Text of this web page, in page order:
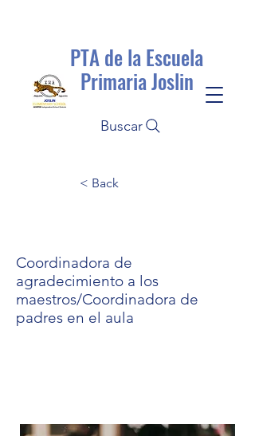
PTA de la Escuela
Primaria Joslin
Buscar
< Back
Coordinadora de
agradecimiento a los
maestros/Coordinadora de
padres en el aula